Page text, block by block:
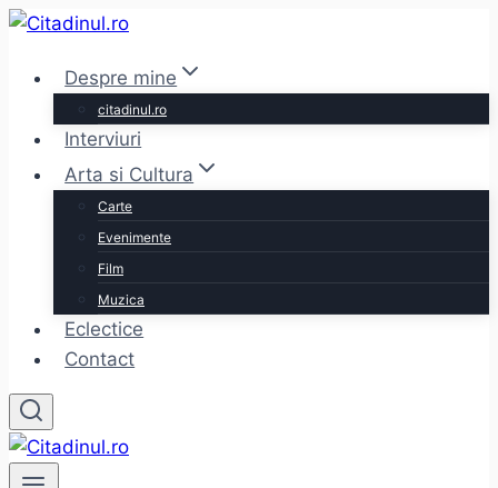
Skip
contentDespre mine
citadinul.ro
Interviuri
Arta si Cultura
Carte
Evenimente
Film
Muzica
Eclectice
Contact